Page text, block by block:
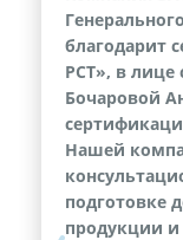
благодарит
РСТ», в лице
Бочаровой
Нашей
подготовке
продукции